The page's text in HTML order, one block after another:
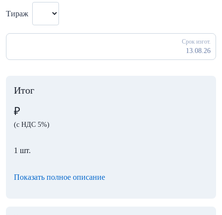
Тираж
Срок изгот.
13.08.26
Итог
₽
(с НДС 5%)
1 шт.
Показать полное описание